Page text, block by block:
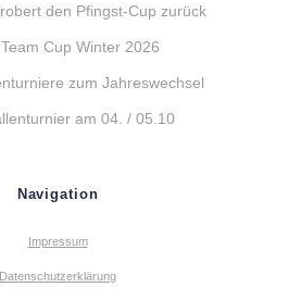
den Pfingst-Cup zurück
Cup Winter 2026
zum Jahreswechsel
am 04. / 05.10
Navigation
Impressum
Datenschutzerklärung